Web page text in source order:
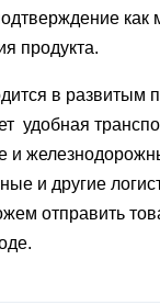
как
продукта.
в развитым
удобная
и
и другие
отправить